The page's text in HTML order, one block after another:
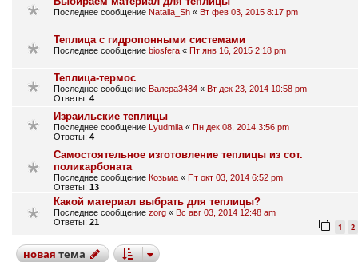
Последнее сообщение Natalia_Sh « Вт фев 03, 2015 8:17 pm
Теплица с гидропонными системами
Последнее сообщение biosfera « Пт янв 16, 2015 2:18 pm
Теплица-термос
Последнее сообщение Валера3434 « Вт дек 23, 2014 10:58 pm
Ответы: 4
Израильские теплицы
Последнее сообщение Lyudmila « Пн дек 08, 2014 3:56 pm
Ответы: 4
Самостоятельное изготовление теплицы из сот.
поликарбоната
Последнее сообщение Козьма « Пт окт 03, 2014 6:52 pm
Ответы: 13
Какой материал выбрать для теплицы?
Последнее сообщение zorg « Вс авг 03, 2014 12:48 am
Ответы: 21 1 2
новаятема